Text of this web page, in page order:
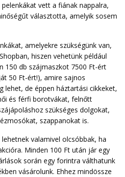
vett a fiának nappalra,
választotta, amelyik sosem
amelyekre szükségünk van,
hiszen vehetünk például
150 db szájmaszkot 7500 Ft-ért
50 Ft-ért!), amire sajnos
lehet, de éppen háztartási cikkeket,
és férfi borotvákat, felnőtt
szükséges dolgokat,
szappanokat is.
valamivel olcsóbbak, ha
Minden 100 Ft után jár egy
során egy forintra válthatunk
vásárolunk. Ehhez mindössze